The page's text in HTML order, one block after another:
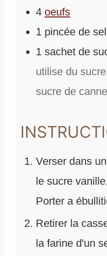
4 oeufs
1 pincée de sel
1 sachet de
utilise du
sucre de canne
Verser dans
le sucre
Porter a
Retirer la
la farine d'un